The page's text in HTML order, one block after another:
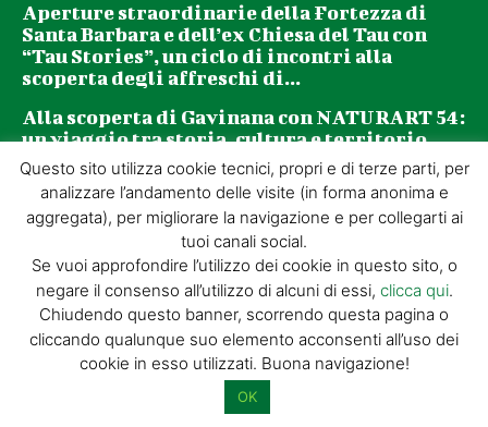
Aperture straordinarie della Fortezza di
Santa Barbara e dell’ex Chiesa del Tau con
“Tau Stories”, un ciclo di incontri alla
scoperta degli affreschi di...
Alla scoperta di Gavinana con NATURART 54:
un viaggio tra storia, cultura e territorio
I libri della Giorgio Tesi Editrice ora
acquistabili al NATURART Village
Newsletter
La tua email (richiesto)
Acconsento al trattamento dei miei dati personali per l’invio di
Questo sito utilizza cookie tecnici, propri e di terze parti, per
analizzare l’andamento delle visite (in forma anonima e
aggregata), per migliorare la navigazione e per collegarti ai
tuoi canali social.
Se vuoi approfondire l’utilizzo dei cookie in questo sito, o
negare il consenso all’utilizzo di alcuni di essi, clicca qui.
Chiudendo questo banner, scorrendo questa pagina o
cliccando qualunque suo elemento acconsenti all’uso dei
cookie in esso utilizzati. Buona navigazione!
OK